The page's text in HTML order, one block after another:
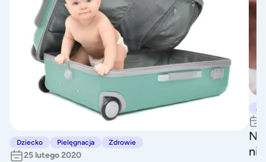
Dziecko Pielęgnacja Zdrowie
25 lutego 2020